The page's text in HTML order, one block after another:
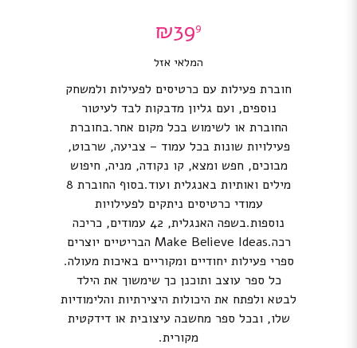
₪399
המלאי אזל
חוברת פעילות עם כרטיסים לפעילות ולמשחק
נוספים, ועם גליון מדבקות לבד לעיטור
החוברת או לשימוש בכל מקום אחר.בחוברת
פעילויות שונות בכל עמוד – צביעה, שרבוט,
מבוכים, חפש ומצא, קו נקודה, מניה, חיפוש
מילים ואותיות באנגלית ועוד.בסוף החוברת 8
עמודי כרטיסים ניתקים לפעילויות
נוספות.בשפה האנגלית, 42 עמודים, כריכה
רכה.Make Believe Ideas הבריטיים יוצרים
ספרי פעילות יחודיים ומקוריים באיכות מעולה.
כל ספר עוצב ותוכנן כך שימשוך את הילד
לבטא ולפתח את היכולות היצירתיות והלימודיות
שלו, ובכל ספר מחשבה עיצובית או דידקטית
מקורית.